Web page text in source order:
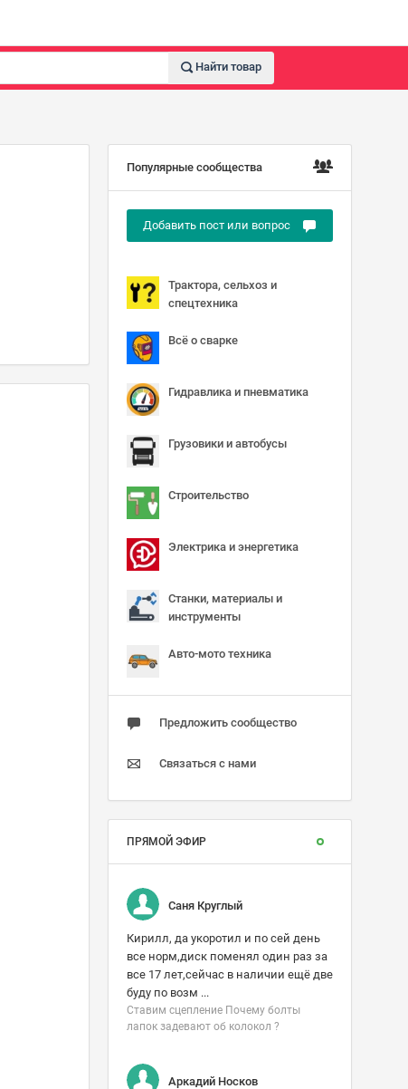
Найти товар
Популярные сообщества
Добавить пост или вопрос
Трактора, сельхоз и
спецтехника
Всё о сварке
Гидравлика и пневматика
Грузовики и автобусы
Строительство
Электрика и энергетика
Станки, материалы и
инструменты
Авто-мото техника
Предложить сообщество
Связаться с нами
ПРЯМОЙ ЭФИР
Саня Круглый
Кирилл, да укоротил и по сей день
все норм,диск поменял один раз за
все 17 лет,сейчас в наличии ещё две
буду по возм ...
Ставим сцепление Почему болты
лапок задевают об колокол ?
Аркадий Носков